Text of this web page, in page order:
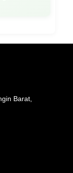
Barat,